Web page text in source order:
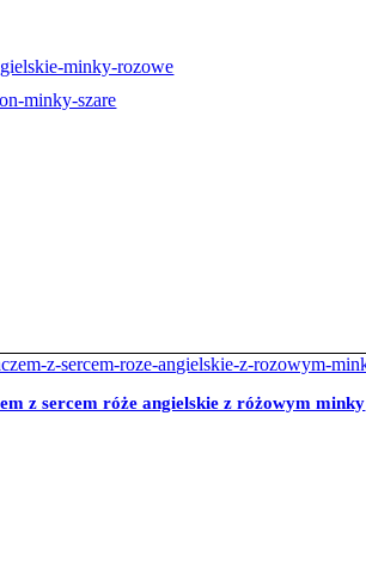
z sercem róże angielskie z różowym minky